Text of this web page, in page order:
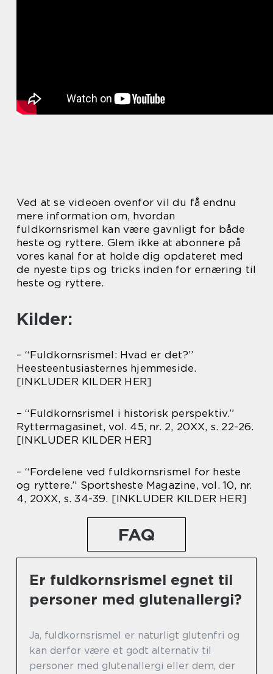
Ved at se videoen ovenfor vil du få endnu
mere information om, hvordan
fuldkornsrismel kan være gavnligt for både
heste og ryttere. Glem ikke at abonnere på
vores kanal for at holde dig opdateret med
de nyeste tips og tricks inden for ernæring til
heste og ryttere.
Kilder:
– “Fuldkornsrismel: Hvad er det?”
Heesteentusiasternes hjemmeside.
[INKLUDER KILDER HER]
– “Fuldkornsrismel i historisk perspektiv.”
Ryttermagasinet, vol. 45, nr. 2, 20XX, s. 22-26.
[INKLUDER KILDER HER]
– “Fordelene ved fuldkornsrismel for heste
og ryttere.” Sportsheste Magazine, vol. 10, nr.
4, 20XX, s. 34-39. [INKLUDER KILDER HER]
FAQ
Er fuldkornsrismel egnet til
personer med glutenallergi?
Ja, fuldkornsrismel er naturligt glutenfri og
kan derfor være et godt alternativ til
personer med glutenallergi eller dem, der